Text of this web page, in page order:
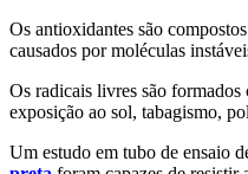
Os antioxidantes são
causados ​​por moléculas
Os radicais livres são
exposição ao sol, tabagismo,
Um estudo em tubo de ensaio